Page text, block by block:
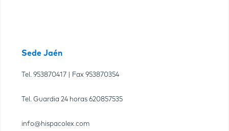
Sede Jaén
Tel. 953870417 | Fax 953870354
Tel. Guardia 24 horas 620857535
info@hispacolex.com